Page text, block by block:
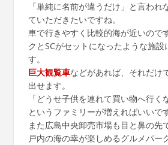
「単純に名前が違うだけ」と言われ
ていただきたいですね。
車で行きやすく比較的海が近いので
クとSCがセットになったような施設
す。
巨大観覧車などがあれば、それだけ
出せます。
「どうせ子供を連れて買い物へ行く
というファミリーが増えればいいで
また広島中央卸売市場も目と鼻の先
戸内の海の幸が楽しめるグルメパー